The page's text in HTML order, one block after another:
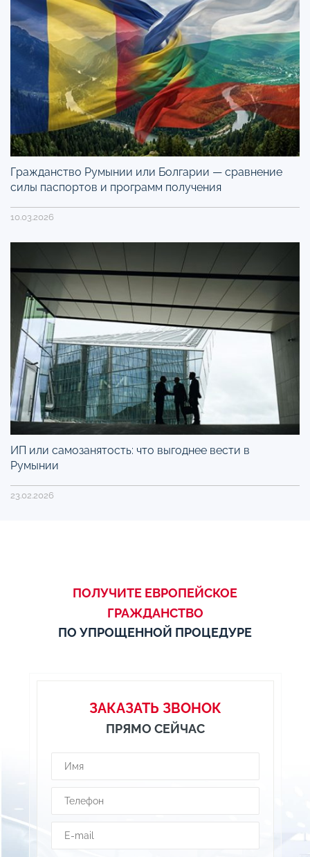
Гражданство Румынии или Болгарии — сравнение
силы паспортов и программ получения
10.03.2026
ИП или самозанятость: что выгоднее вести в
Румынии
23.02.2026
ПОЛУЧИТЕ ЕВРОПЕЙСКОЕ
ГРАЖДАНСТВО
ПО УПРОЩЕННОЙ ПРОЦЕДУРЕ
ЗАКАЗАТЬ ЗВОНОК
ПРЯМО СЕЙЧАС